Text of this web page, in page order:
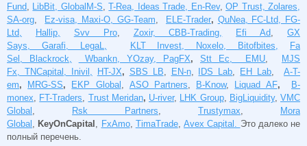
Fund
LibBit, GlobalM-S ,T-Rea, Ideas Trade, En-Rev,OP Trust, Zolares,
SA-org
Ez-visa, Maxi-O, GG-Team ELE-Trader, QuNea, FC-Ltd, FG-
Ltd,
Hallip, Svv Pro, Zoxir, CBB-Trading, Efi Ad
GX
Says, Garafi, LegaL,
KLT Invest, Noxelo, Bitofbites,
Fa
Sel, Blackrock,
Wbankn, YOzay, PagFX, Stt Ec, EMU
MJS
Fx, TNCapital, Inivil,
HT-JX, SBS LB EN-n, IDS Lab EH Lab ,A-T-
em, MRG-SS, EKP Global ASO Partners B-Know, Liquad AF,
B-
monex
FT-Traders Trust Meridan, U-river, LHK Group, BigLiquidity, VMC
Global
Rsk Partners Trustymax
Mora
Global
KeyOnCapital FxAmo, TimaTrade, Avex Capital. Это далеко не
полный перечень.